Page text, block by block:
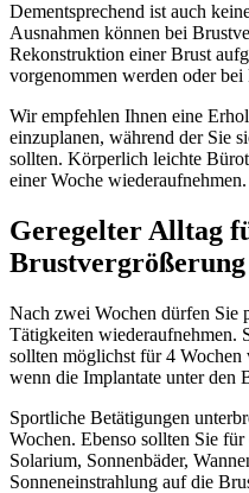
Dementsprechend ist auch
Ausnahmen können bei
Rekonstruktion einer Brust
vorgenommen werden oder
Wir empfehlen Ihnen eine
einzuplanen, während der Sie
sollten. Körperlich leichte
einer Woche
Geregelter Alltag
Brustvergrößerung
Nach zwei Wochen dürfen Sie
Tätigkeiten wiederaufnehmen.
sollten möglichst für 4 Wochen
wenn die Implantate unter den
Sportliche Betätigungen
Wochen. Ebenso sollten Sie
Solarium, Sonnenbäder,
Sonneneinstrahlung auf die